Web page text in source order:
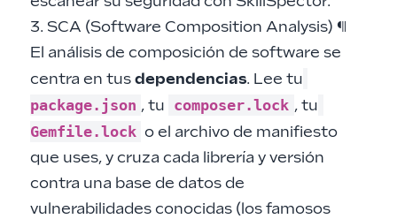
3. SCA (Software Composition Analysis) ¶
El análisis de composición de software se
centra en tus dependencias. Lee tu
package.json , tu composer.lock , tu
Gemfile.lock o el archivo de manifiesto
que uses, y cruza cada librería y versión
contra una base de datos de
vulnerabilidades conocidas (los famosos